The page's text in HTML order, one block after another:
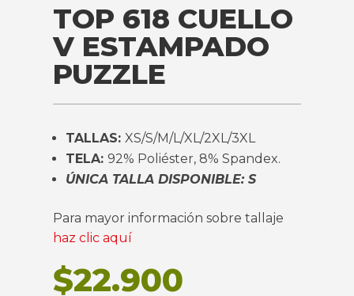
TOP 618 CUELLO
V ESTAMPADO
PUZZLE
TALLAS:XS/S/M/L/XL/2XL/3XL
TELA:92% Poliéster, 8% Spandex.
ÚNICA TALLA DISPONIBLE: S
Para mayor información sobre tallaje
haz clic aquí
$22.900